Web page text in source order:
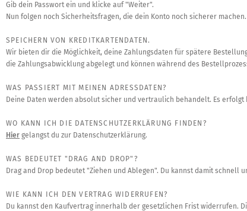
Gib dein Passwort ein und klicke auf "Weiter".
Nun folgen noch Sicherheitsfragen, die dein Konto noch sicherer machen.
SPEICHERN VON KREDITKARTENDATEN.
Wir bieten dir die Möglichkeit, deine Zahlungsdaten für spätere
die Zahlungsabwicklung abgelegt und können während des
WAS PASSIERT MIT MEINEN ADRESSDATEN?
Deine Daten werden absolut sicher und vertraulich behandelt. Es
WO KANN ICH DIE DATENSCHUTZERKLÄRUNG FINDEN?
Hier gelangst du zur Datenschutzerklärung.
WAS BEDEUTET "DRAG AND DROP"?
Drag and Drop bedeutet "Ziehen und Ablegen". Du kannst damit
WIE KANN ICH DEN VERTRAG WIDERRUFEN?
Du kannst den Kaufvertrag innerhalb der gesetzlichen Frist widerrufen.